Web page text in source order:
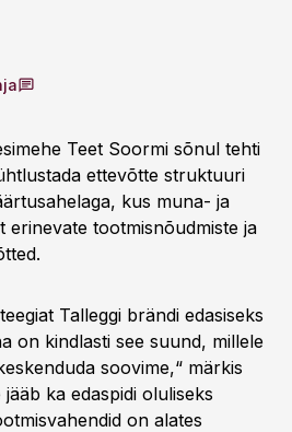
Teet Soormi sõnul tehti
ettevõtte struktuuri
kus muna- ja
erinevate tootmisnõudmiste ja
Talleggi brändi edasiseks
on kindlasti see suund, millele
soovime,“ märkis
ka edaspidi oluliseks
on alates